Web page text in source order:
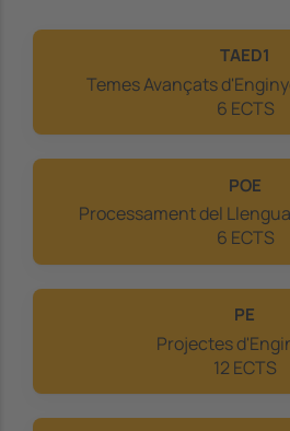
TAED1
Temes Avançats
6 ECTS
POE
Processament del
6 ECTS
PE
Projectes
12 ECTS